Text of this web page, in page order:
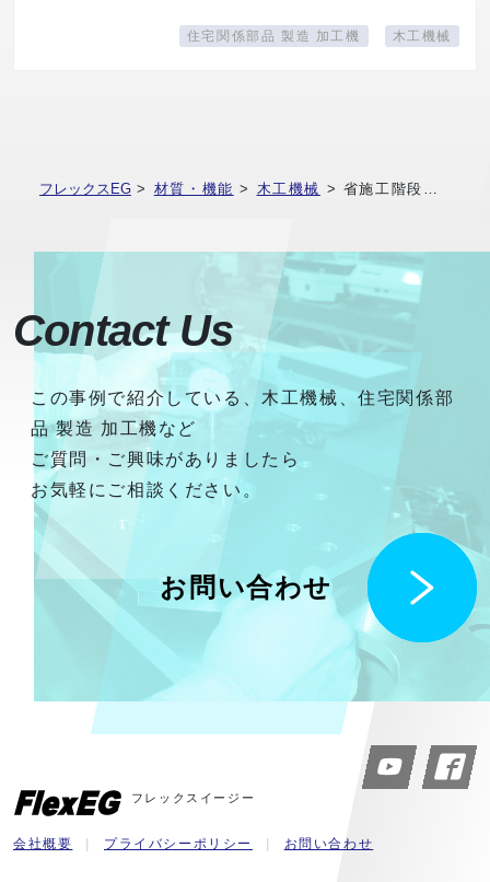
住宅関係部品 製造 加工機 木工機械
フレックスEG> 材質・機能 > 木工機械 > 省施工階段踏板・蹴込板加工機
Contact Us
この事例で紹介している、木工機械、住宅関係部
品 製造 加工機など
ご質問・ご興味がありましたら
お気軽にご相談ください。
お問い合わせ
フレックスイージー
会社概要 プライバシーポリシー お問い合わせ